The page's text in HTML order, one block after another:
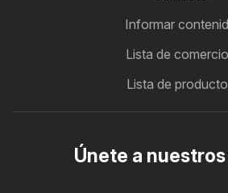
Informar
Lista de
Lista de
Únete a